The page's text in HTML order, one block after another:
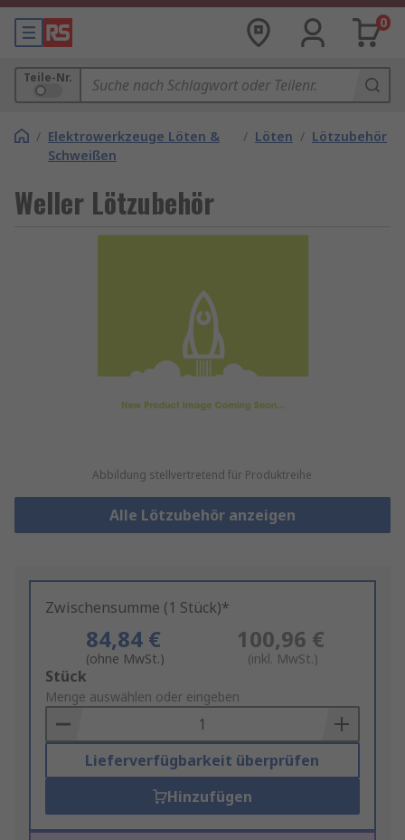
0
Teile-Nr.
/ Elektrowerkzeuge Löten &
Schweißen
/ Löten / Lötzubehör
Weller Lötzubehör
Abbildung stellvertretend für Produktreihe
Alle Lötzubehör anzeigen
Zwischensumme (1 Stück)*
84,84 €
(ohne MwSt.)
100,96 €
(inkl. MwSt.)
Add
to
Basket
Stück
Menge auswählen oder eingeben
Lieferverfügbarkeit überprüfen
Hinzufügen